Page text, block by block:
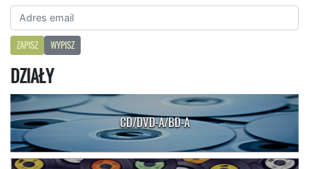
ZAPISZ WYPISZ
DZIAŁY
CD/DVD-A/BD-A